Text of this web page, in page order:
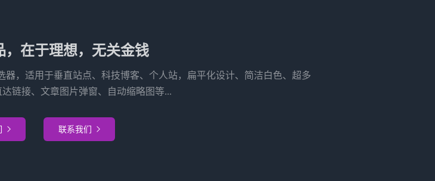
，在于理想，无关金钱
，适用于垂直站点、科技博客、个人站，扁平化设计、简洁白色、超多
链接、文章图片弹窗、自动缩略图等...
 联系我们 